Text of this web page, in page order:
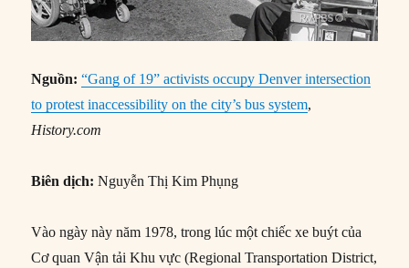
Nguồn:“Gang of 19” activists occupy Denver intersection
to protest inaccessibility on the city’s bus system,
History.com
Biên dịch: Nguyễn Thị Kim Phụng
Vào ngày này năm 1978, trong lúc một chiếc xe buýt của
Cơ quan Vận tải Khu vực (Regional Transportation District,